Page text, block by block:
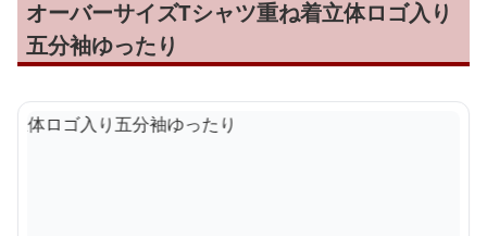
オーバーサイズTシャツ重ね着立体ロゴ入り
五分袖ゆったり